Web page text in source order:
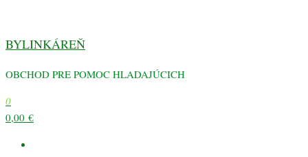
obsah
BYLINKÁREŇ
OBCHOD PRE POMOC HLADAJÚCICH
0
0,00 €